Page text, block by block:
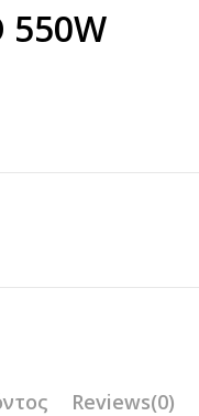
Reviews(0)